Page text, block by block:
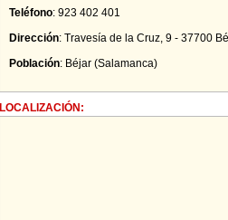
Teléfono: 923 402 401
Dirección: Travesía de la Cruz, 9 - 37700
Población: Béjar (Salamanca)
LOCALIZACIÓN: